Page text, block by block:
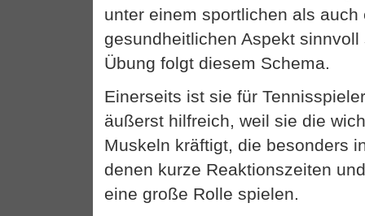
unter einem sportlichen als auch
gesundheitlichen Aspekt
Übung folgt diesem Schema.
Einerseits ist sie für
äußerst hilfreich, weil sie die
Muskeln kräftigt, die besonders
denen kurze Reaktionszeiten
eine große Rolle spielen.